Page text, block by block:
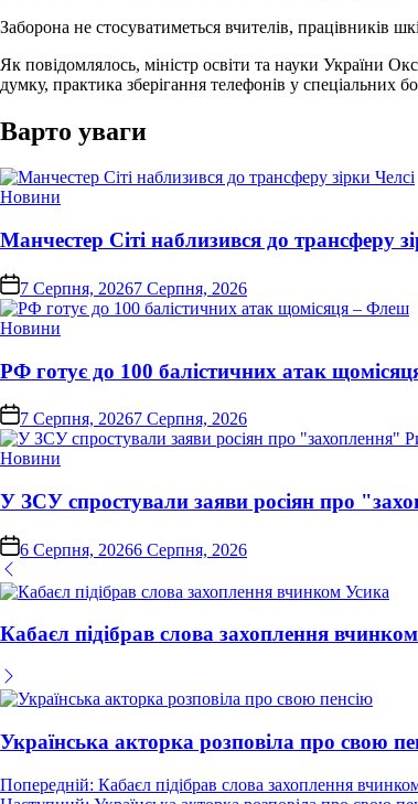
Заборона не стосуватиметься вчителів, працівників
Як повідомлялось, міністр освіти та науки України
думку, практика зберігання телефонів у спеціальних
Варто уваги
Опублікувати
Новини
Манчестер Сіті наблизився до трансферу
on 7 Серпня, 20267 Серпня, 2026
Опублікувати
Новини
РФ готує до 100 балістичних атак
on 7 Серпня, 20267 Серпня, 2026
Опублікувати
Новини
У ЗСУ спростували заяви росіян про
on6 Серпня, 20266 Серпня, 2026
Кабаєл підібрав слова захоплення
Українська акторка розповіла про свою
Навігація
Попередній: Кабаєл підібрав слова захоплення